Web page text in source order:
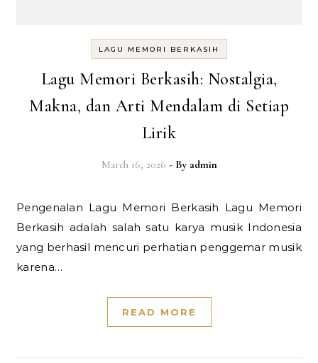
LAGU MEMORI BERKASIH
Lagu Memori Berkasih: Nostalgia,
Makna, dan Arti Mendalam di Setiap
Lirik
March 16, 2026 - By admin
Pengenalan Lagu Memori Berkasih Lagu Memori
Berkasih adalah salah satu karya musik Indonesia
yang berhasil mencuri perhatian penggemar musik
karena…
READ MORE